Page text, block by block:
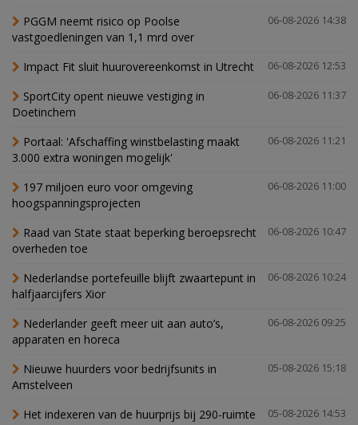
06-08-2026 14:38
PGGM neemt risico op Poolse
vastgoedleningen van 1,1 mrd over
06-08-2026 12:53
Impact Fit sluit huurovereenkomst in Utrecht
06-08-2026 11:37
SportCity opent nieuwe vestiging in
Doetinchem
06-08-2026 11:21
Portaal: 'Afschaffing winstbelasting maakt
3.000 extra woningen mogelijk'
06-08-2026 11:00
197 miljoen euro voor omgeving
hoogspanningsprojecten
06-08-2026 10:47
Raad van State staat beperking beroepsrecht
overheden toe
06-08-2026 10:24
Nederlandse portefeuille blijft zwaartepunt in
halfjaarcijfers Xior
06-08-2026 09:25
Nederlander geeft meer uit aan auto’s,
apparaten en horeca
05-08-2026 15:18
Nieuwe huurders voor bedrijfsunits in
Amstelveen
05-08-2026 14:53
Het indexeren van de huurprijs bij 290-ruimte